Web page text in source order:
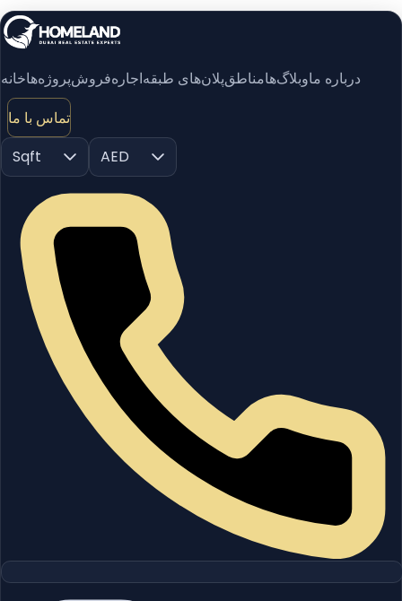
خانهپروژه‌هافروشاجارهپلان‌های طبقهمناطقوبلاگ‌هادرباره ما
تماس با ما
Sqft
AED